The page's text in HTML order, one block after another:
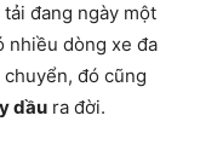
đang ngày một
nhiều dòng xe đa
đó cũng
dầu ra đời.